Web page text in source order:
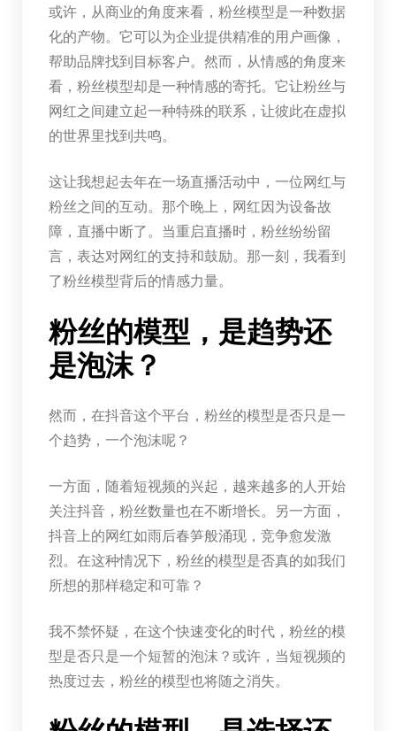
或许，从商业的角度来看，粉丝模型是一种数据
化的产物。它可以为企业提供精准的用户画像，
帮助品牌找到目标客户。然而，从情感的角度来
看，粉丝模型却是一种情感的寄托。它让粉丝与
网红之间建立起一种特殊的联系，让彼此在虚拟
的世界里找到共鸣。
这让我想起去年在一场直播活动中，一位网红与
粉丝之间的互动。那个晚上，网红因为设备故
障，直播中断了。当重启直播时，粉丝纷纷留
言，表达对网红的支持和鼓励。那一刻，我看到
了粉丝模型背后的情感力量。
粉丝的模型，是趋势还
是泡沫？
然而，在抖音这个平台，粉丝的模型是否只是一
个趋势，一个泡沫呢？
一方面，随着短视频的兴起，越来越多的人开始
关注抖音，粉丝数量也在不断增长。另一方面，
抖音上的网红如雨后春笋般涌现，竞争愈发激
烈。在这种情况下，粉丝的模型是否真的如我们
所想的那样稳定和可靠？
我不禁怀疑，在这个快速变化的时代，粉丝的模
型是否只是一个短暂的泡沫？或许，当短视频的
热度过去，粉丝的模型也将随之消失。